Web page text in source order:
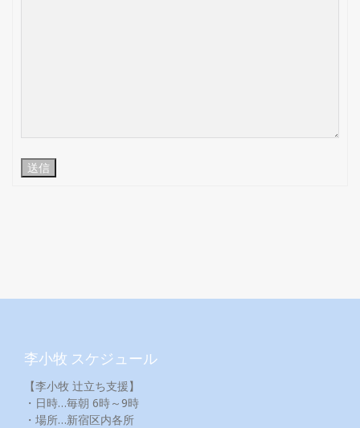
送信
李小牧 スケジュール
【李小牧 辻立ち支援】
・日時…毎朝 6時～9時
・場所…新宿区内各所